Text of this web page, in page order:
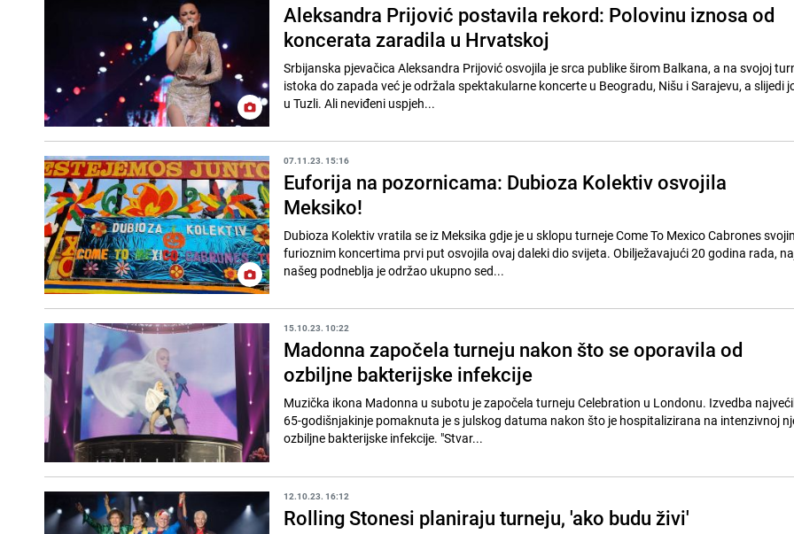
Aleksandra Prijović postavila rekord: Polovinu iznosa od
koncerata zaradila u Hrvatskoj
Srbijanska pjevačica Aleksandra Prijović osvojila je srca publike širom Balkana, a na svojoj
istoka do zapada već je održala spektakularne koncerte u Beogradu, Nišu i Sarajevu, a slijedi
u Tuzli. Ali neviđeni uspjeh...
07.11.23. 15:16
Euforija na pozornicama: Dubioza Kolektiv osvojila
Meksiko!
Dubioza Kolektiv vratila se iz Meksika gdje je u sklopu turneje Come To Mexico Cabrones
furioznim koncertima prvi put osvojila ovaj daleki dio svijeta. Obilježavajući 20 godina rada,
našeg podneblja je održao ukupno sed...
15.10.23. 10:22
Madonna započela turneju nakon što se oporavila od
ozbiljne bakterijske infekcije
Muzička ikona Madonna u subotu je započela turneju Celebration u Londonu. Izvedba
65-godišnjakinje pomaknuta je s julskog datuma nakon što je hospitalizirana na intenzivnoj
ozbiljne bakterijske infekcije. "Stvar...
12.10.23. 16:12
Rolling Stonesi planiraju turneju, 'ako budu živi'